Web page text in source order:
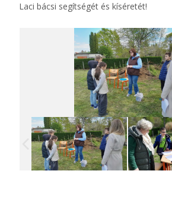
Laci bácsi segítségét és kíséretét!